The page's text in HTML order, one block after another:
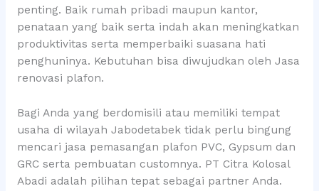
penting. Baik rumah pribadi maupun kantor,
penataan yang baik serta indah akan meningkatkan
produktivitas serta memperbaiki suasana hati
penghuninya. Kebutuhan bisa diwujudkan oleh Jasa
renovasi plafon.
Bagi Anda yang berdomisili atau memiliki tempat
usaha di wilayah Jabodetabek tidak perlu bingung
mencari jasa pemasangan plafon PVC, Gypsum dan
GRC serta pembuatan customnya. PT Citra Kolosal
Abadi adalah pilihan tepat sebagai partner Anda.